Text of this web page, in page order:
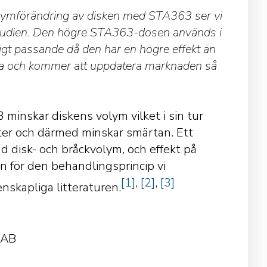
av disken med STA363 ser vi
Den högre STA363-dosen används i
passande då den har en högre effekt än
kommer att uppdatera marknaden så
diskens volym vilket i sin tur
och därmed minskar smärtan. Ett
disk- och bråckvolym, och effekt på
för den behandlingsprincip vi
litteraturen.[1], [2], [3]